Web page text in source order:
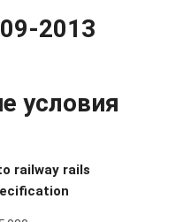
2013
условия
railway rails